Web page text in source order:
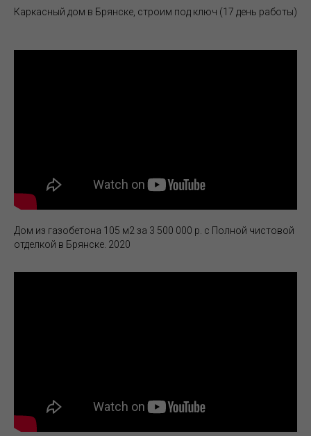
Каркасный дом в Брянске, строим под ключ (17 день работы)
Дом из газобетона 105 м2 за 3 500 000 р. с Полной чистовой
отделкой в Брянске. 2020